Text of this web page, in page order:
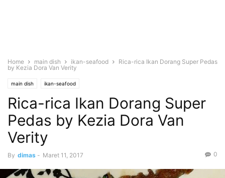
Home main dish ikan-seafood
Rica-rica Ikan Dorang Super Pedas
by Kezia Dora Van Verity
main dish ikan-seafood
Rica-rica Ikan Dorang Super
Pedas by Kezia Dora Van
Verity
By dimas - Maret 11, 2017 0